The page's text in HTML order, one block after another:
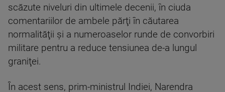
scăzute niveluri din ultimele decenii, în ciuda
comentariilor de ambele părţi în căutarea
normalităţii şi a numeroaselor runde de convorbiri
militare pentru a reduce tensiunea de-a lungul
graniţei.
În acest sens, prim-ministrul Indiei, Narendra